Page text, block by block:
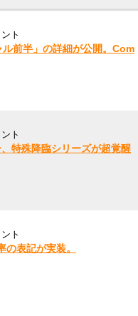
ト
前半」の詳細が公開。Com
ト
特殊降臨シリーズが超覚醒
ト
表記が実装。